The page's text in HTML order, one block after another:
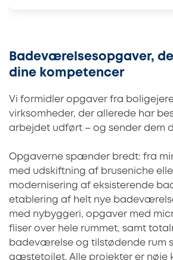
Badeværelsesopgaver,
dine kompetencer
Vi formidler opgaver fra
virksomheder, der allerede har
arbejdet udført – og sender dem
Opgaverne spænder bredt: fra
med udskiftning af bruseniche
modernisering af eksisterende
etablering af helt nye
med nybyggeri, opgaver med
fliser over hele rummet, samt
badeværelse og tilstødende rum
gæstetoilet. Alle projekter er nøje